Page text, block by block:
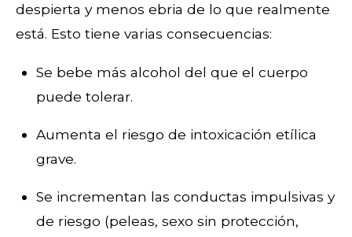
despierta y menos ebria de lo que realmente
está. Esto tiene varias consecuencias:
Se bebe más alcohol del que el cuerpo
puede tolerar.
Aumenta el riesgo de intoxicación etílica
grave.
Se incrementan las conductas impulsivas y
de riesgo (peleas, sexo sin protección,